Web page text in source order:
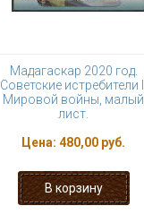
Мадагаскар 2020 год.
Советские истребители II
Мировой войны, малый
лист.
Цена: 480,00 руб.